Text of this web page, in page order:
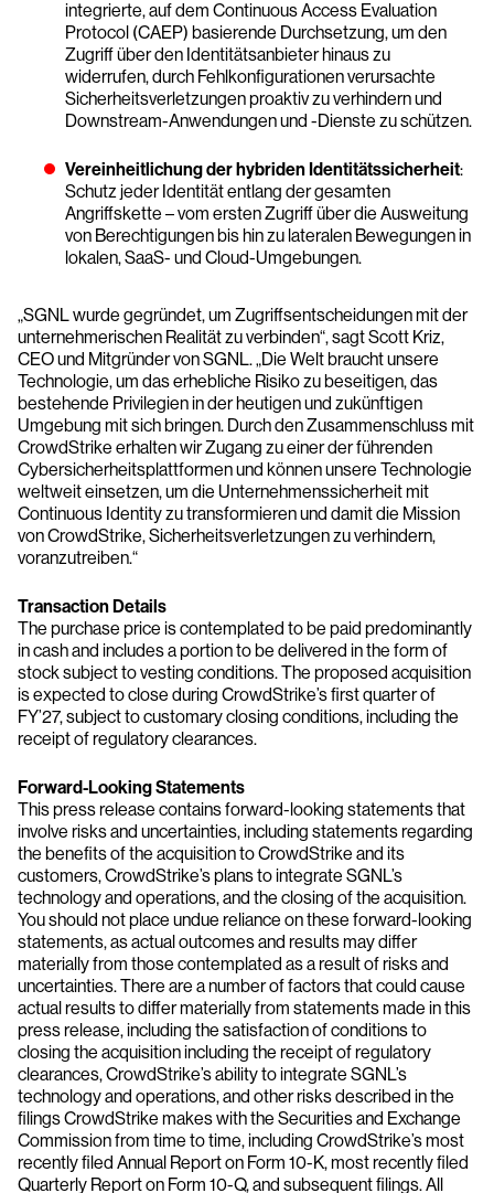
integrierte, auf dem Continuous Access Evaluation
Protocol (CAEP) basierende Durchsetzung, um den
Zugriff über den Identitätsanbieter hinaus zu
widerrufen, durch Fehlkonfigurationen verursachte
Sicherheitsverletzungen proaktiv zu verhindern und
Downstream-Anwendungen und -Dienste zu schützen.
Vereinheitlichung der hybriden Identitätssicherheit:
Schutz jeder Identität entlang der gesamten
Angriffskette – vom ersten Zugriff über die Ausweitung
von Berechtigungen bis hin zu lateralen Bewegungen in
lokalen, SaaS- und Cloud-Umgebungen.
„SGNL wurde gegründet, um Zugriffsentscheidungen mit der
unternehmerischen Realität zu verbinden“, sagt Scott Kriz,
CEO und Mitgründer von SGNL. „Die Welt braucht unsere
Technologie, um das erhebliche Risiko zu beseitigen, das
bestehende Privilegien in der heutigen und zukünftigen
Umgebung mit sich bringen. Durch den Zusammenschluss mit
CrowdStrike erhalten wir Zugang zu einer der führenden
Cybersicherheitsplattformen und können unsere Technologie
weltweit einsetzen, um die Unternehmenssicherheit mit
Continuous Identity zu transformieren und damit die Mission
von CrowdStrike, Sicherheitsverletzungen zu verhindern,
voranzutreiben.“
Transaction Details
The purchase price is contemplated to be paid predominantly
in cash and includes a portion to be delivered in the form of
stock subject to vesting conditions. The proposed acquisition
is expected to close during CrowdStrike’s first quarter of
FY’27, subject to customary closing conditions, including the
receipt of regulatory clearances.
Forward-Looking Statements
This press release contains forward-looking statements that
involve risks and uncertainties, including statements regarding
the benefits of the acquisition to CrowdStrike and its
customers, CrowdStrike’s plans to integrate SGNL’s
technology and operations, and the closing of the acquisition.
You should not place undue reliance on these forward-looking
statements, as actual outcomes and results may differ
materially from those contemplated as a result of risks and
uncertainties. There are a number of factors that could cause
actual results to differ materially from statements made in this
press release, including the satisfaction of conditions to
closing the acquisition including the receipt of regulatory
clearances, CrowdStrike’s ability to integrate SGNL’s
technology and operations, and other risks described in the
filings CrowdStrike makes with the Securities and Exchange
Commission from time to time, including CrowdStrike’s most
recently filed Annual Report on Form 10-K, most recently filed
Quarterly Report on Form 10-Q, and subsequent filings. All